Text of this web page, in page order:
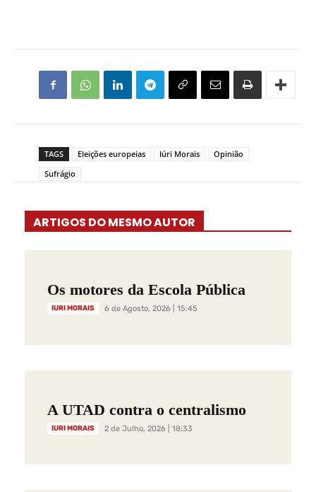
TAGS Eleições europeias Iúri Morais
Opinião
Sufrágio
ARTIGOS DO MESMO AUTOR
Os motores da Escola Pública
IURI MORAIS 6 de Agosto, 2026 | 15:45
A UTAD contra o centralismo
IURI MORAIS 2 de Julho, 2026 | 18:33